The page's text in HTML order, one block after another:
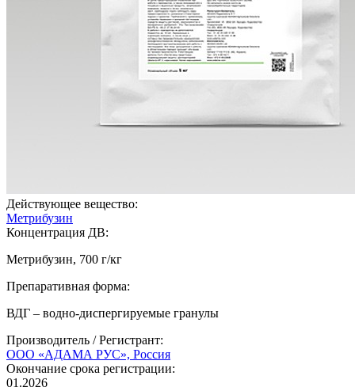
Действующее вещество:
Метрибузин
Концентрация ДВ:
Метрибузин, 700 г/кг
Препаративная форма:
ВДГ – водно-диспергируемые гранулы
Производитель / Регистрант:
ООО «АДАМА РУС», Россия
Окончание срока регистрации:
01.2026